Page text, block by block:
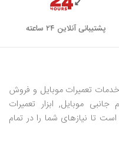
پشتیبانی آنلاین ۲۴ ساعته
تعمیرات موبایل و فروش
موبایل, ابزار تعمیرات
تا نیازهای شما را در تمام